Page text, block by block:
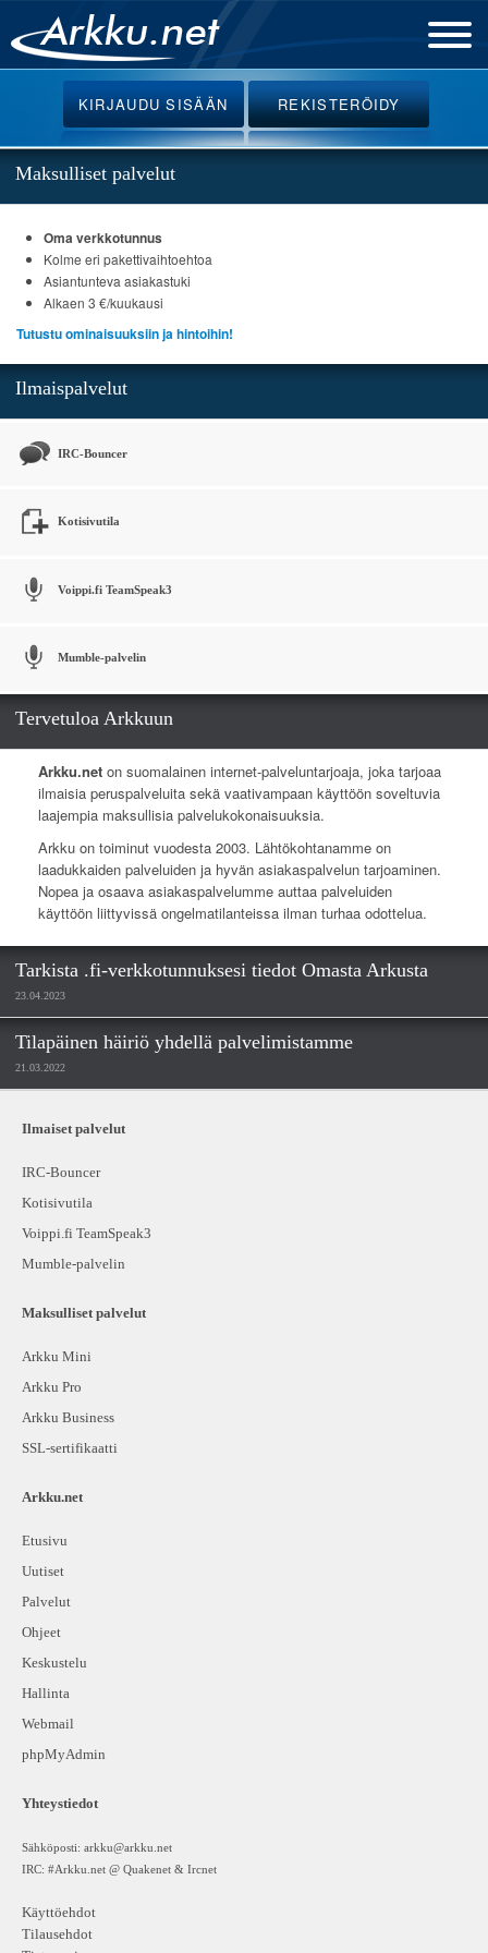
Etusivu
Uutiset
Palvelut
Ohjeet
Keskustelu
Webmail
KIRJAUDUSISÄÄN REKISTERÖIDY
Maksulliset palvelut
Oma verkkotunnus
Kolme eri pakettivaihtoehtoa
Asiantunteva asiakastuki
Alkaen 3 €/kuukausi
Tutustu ominaisuuksiin ja hintoihin!
Ilmaispalvelut
IRC-Bouncer
Kotisivutila
Voippi.fi TeamSpeak3
Mumble-palvelin
Tervetuloa Arkkuun
Arkku.net on suomalainen internet-palveluntarjoaja, joka tarjoaa
ilmaisia peruspalveluita sekä vaativampaan käyttöön soveltuvia
laajempia maksullisia palvelukokonaisuuksia.
Arkku on toiminut vuodesta 2003. Lähtökohtanamme on
laadukkaiden palveluiden ja hyvän asiakaspalvelun tarjoaminen.
Nopea ja osaava asiakaspalvelumme auttaa palveluiden
käyttöön liittyvissä ongelmatilanteissa ilman turhaa odottelua.
Tarkista .fi-verkkotunnuksesi tiedot Omasta Arkusta
23.04.2023
Tilapäinen häiriö yhdellä palvelimistamme
21.03.2022
Ilmaiset palvelut
IRC-Bouncer
Kotisivutila
Voippi.fi TeamSpeak3
Mumble-palvelin
Maksulliset palvelut
Arkku Mini
Arkku Pro
Arkku Business
SSL-sertifikaatti
Arkku.net
Etusivu
Uutiset
Palvelut
Ohjeet
Keskustelu
Hallinta
Webmail
phpMyAdmin
Yhteystiedot
Sähköposti: arkku@arkku.net
IRC: #Arkku.net @ Quakenet & Ircnet
Käyttöehdot
Tilausehdot